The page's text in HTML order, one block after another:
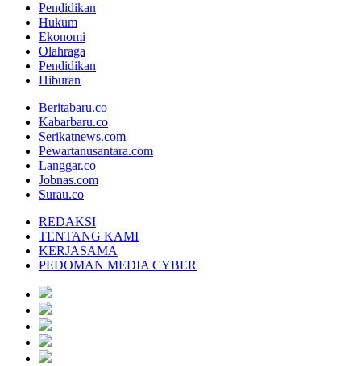
Pendidikan
Hukum
Ekonomi
Olahraga
Pendidikan
Hiburan
Beritabaru.co
Kabarbaru.co
Serikatnews.com
Pewartanusantara.com
Langgar.co
Jobnas.com
Surau.co
REDAKSI
TENTANG KAMI
KERJASAMA
PEDOMAN MEDIA CYBER